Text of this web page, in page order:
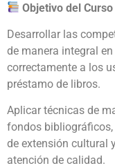
Objetivo del Curso
Desarrollar las
de manera integral
correctamente a los
préstamo de libros.
Aplicar técnicas de
fondos
de extensión cultural
atención de calidad.